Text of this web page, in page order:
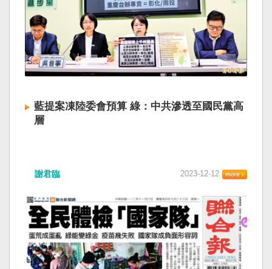
藍提案凍陸委會預算 綠：中共滲透至國民黨高
層
謝君臨 2023-12-12